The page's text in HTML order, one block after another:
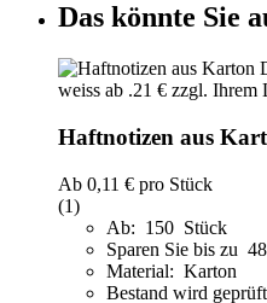
Das könnte Sie
Haftnotizen aus
Ab 0,11 € pro Stück
(1)
Ab: 150 Stück
Sparen Sie bis zu
Material: Karton
Bestand wird geprüft